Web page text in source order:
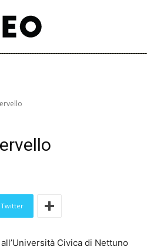
Twitter
Civica di Nettuno